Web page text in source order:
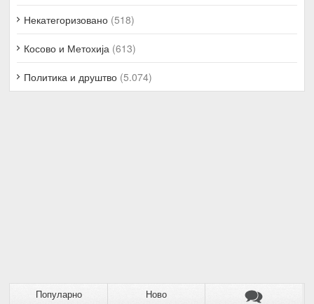
Некатегоризовано (518)
Косово и Метохија (613)
Политика и друштво (5.074)
Популарно Ново